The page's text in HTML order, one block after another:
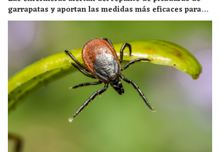
garrapatas y aportan las medidas más eficaces para
evitar las enfermedades derivadas